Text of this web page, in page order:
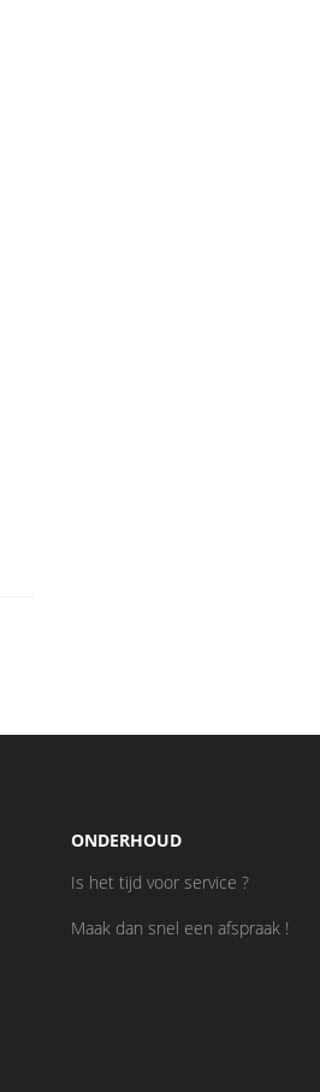
ONDERHOUD
Is het tijd voor service ?
Maak dan snel een afspraak !